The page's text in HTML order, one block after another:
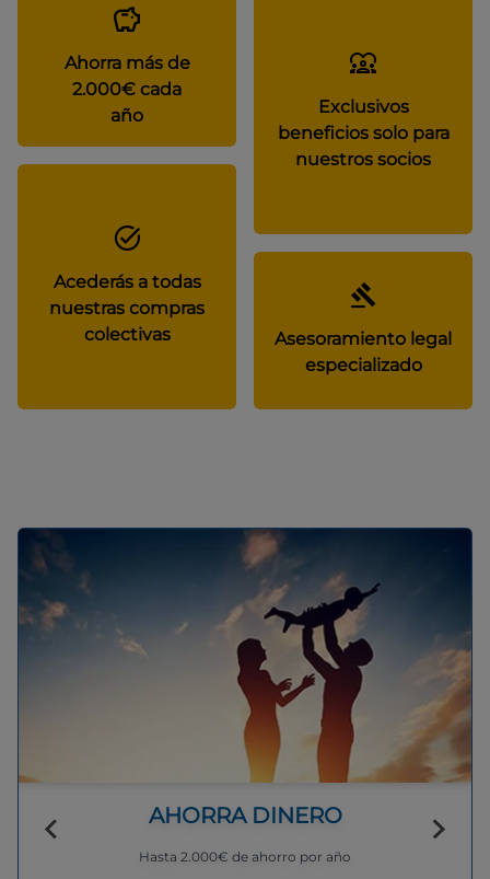
Ahorra más de
2.000€ cada
año
Exclusivos
beneficios solo para
nuestros socios
Acederás a todas
nuestras compras
colectivas
Asesoramiento legal
especializado
AHORRA DINERO
Hasta 2.000€ de ahorro por año